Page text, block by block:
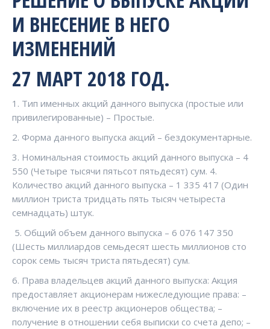
И ВНЕСЕНИЕ В НЕГО
ИЗМЕНЕНИЙ
27 МАРТ 2018 ГОД.
1. Тип именных акций данного выпуска (простые или
привилегированные) – Простые.
2. Форма данного выпуска акций – бездокументарные.
3. Номинальная стоимость акций данного выпуска – 4
550 (Четыре тысячи пятьсот пятьдесят) сум. 4.
Количество акций данного выпуска – 1 335 417 (Один
миллион триста тридцать пять тысяч четыреста
семнадцать) штук.
5. Общий объем данного выпуска – 6 076 147 350
(Шесть миллиардов семьдесят шесть миллионов сто
сорок семь тысяч триста пятьдесят) сум.
6. Права владельцев акций данного выпуска: Акция
предоставляет акционерам нижеследующие права: –
включение их в реестр акционеров общества; –
получение в отношении себя выписки со счета депо; –